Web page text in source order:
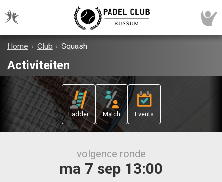
Home › Club › Squash
Activiteiten
Ladder Match Events
volgende ronde
ma 7 sep 13:00